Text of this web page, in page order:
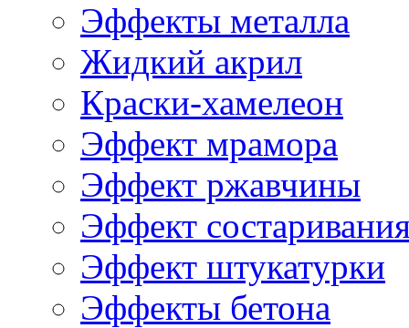
Эффекты металла
Жидкий акрил
Краски-хамелеон
Эффект мрамора
Эффект ржавчины
Эффект
Эффект штукатурки
Эффекты бетона